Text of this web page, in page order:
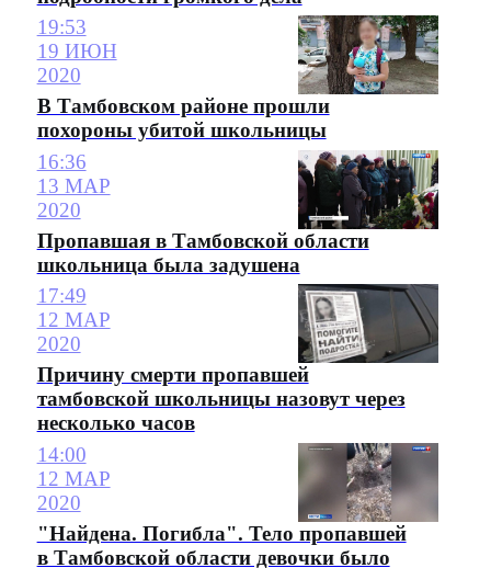
19:53
19 ИЮН
2020
В Тамбовском районе прошли
похороны убитой школьницы
16:36
13 МАР
2020
Пропавшая в Тамбовской области
школьница была задушена
17:49
12 МАР
2020
Причину смерти пропавшей
тамбовской школьницы назовут через
несколько часов
14:00
12 МАР
2020
"Найдена. Погибла". Тело пропавшей
в Тамбовской области девочки было